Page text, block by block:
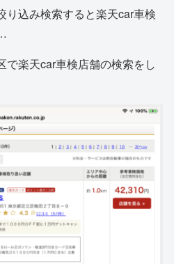
り込み検索すると楽天car車検
で楽天car車検店舗の検索をし